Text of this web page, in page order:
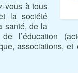
vous à tous
la société
santé, de la
l’éducation
associations,